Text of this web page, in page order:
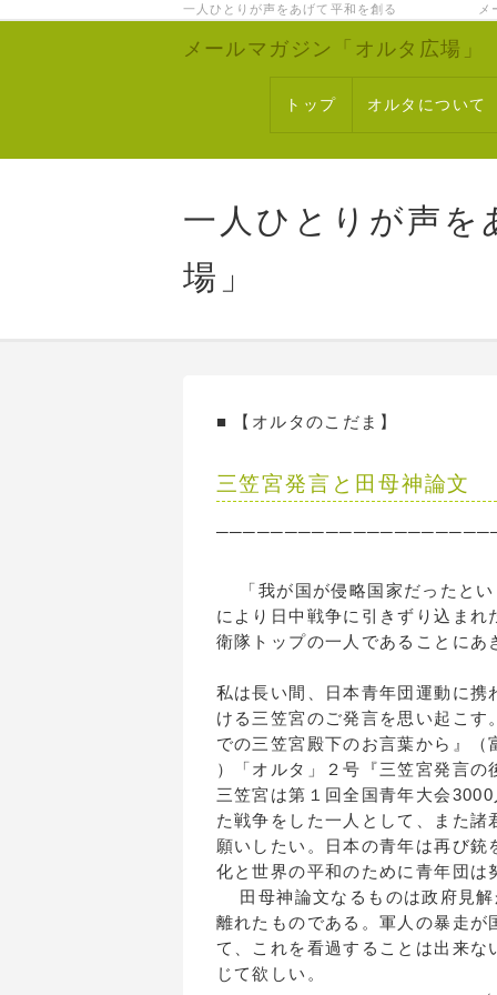
一人ひとりが声をあげて平和を創る メール
メールマガジン「オルタ広場」
トップ オルタについて
一人ひとりが声を
場」
■ 【オルタのこだま】
三笠宮発言と田
「我が国が侵略国家だったとい
により日中戦争に引きずり込ま
衛隊トップの一人であることにあ
私は長い間、日本青年団運動に
ける三笠宮のご発言を思い起こ
での三笠宮殿下のお言葉から』
）「オルタ」２号『三笠宮発言
三笠宮は第１回全国青年大会
た戦争をした一人として、また
願いしたい。日本の青年は再び
化と世界の平和のために青年団は
田母神論文なるものは政府見解
離れたものである。軍人の暴走が
て、これを看過することは出来
じて欲しい。